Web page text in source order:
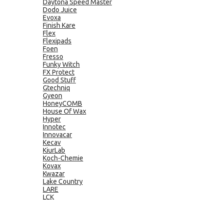
Daytona Speed Master
Dodo Juice
Evoxa
Finish Kare
Flex
Flexipads
Foen
Fresso
Funky Witch
FX Protect
Good Stuff
Gtechniq
Gyeon
HoneyCOMB
House Of Wax
Hyper
Innotec
Innovacar
Kecav
KiurLab
Koch-Chemie
Kovax
Kwazar
Lake Country
LARE
LCK